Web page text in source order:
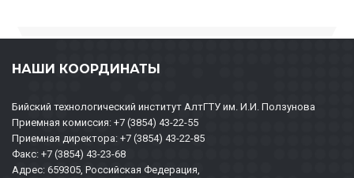
НАШИ КООРДИНАТЫ
Бийский технологический институт АлтГТУ им. И.И. Ползунова
Приемная комиссия: +7 (3854) 43-22-55
Приемная директора: +7 (3854) 43-22-85
Факс: +7 (3854) 43-23-68
Адрес: 659305, Российская Федерация,